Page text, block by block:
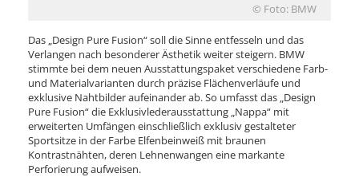
© Foto: BMW
Das „Design Pure Fusion“ soll die Sinne entfesseln und das
Verlangen nach besonderer Ästhetik weiter steigern. BMW
stimmte bei dem neuen Ausstattungspaket verschiedene Farb-
und Materialvarianten durch präzise Flächenverläufe und
exklusive Nahtbilder aufeinander ab. So umfasst das „Design
Pure Fusion“ die Exklusivlederausstattung „Nappa“ mit
erweiterten Umfängen einschließlich exklusiv gestalteter
Sportsitze in der Farbe Elfenbeinweiß mit braunen
Kontrastnähten, deren Lehnenwangen eine markante
Perforierung aufweisen.